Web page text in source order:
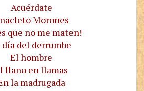
Acuérdate
Morones
que no me maten!
del derrumbe
El hombre
llano en llamas
la madrugada